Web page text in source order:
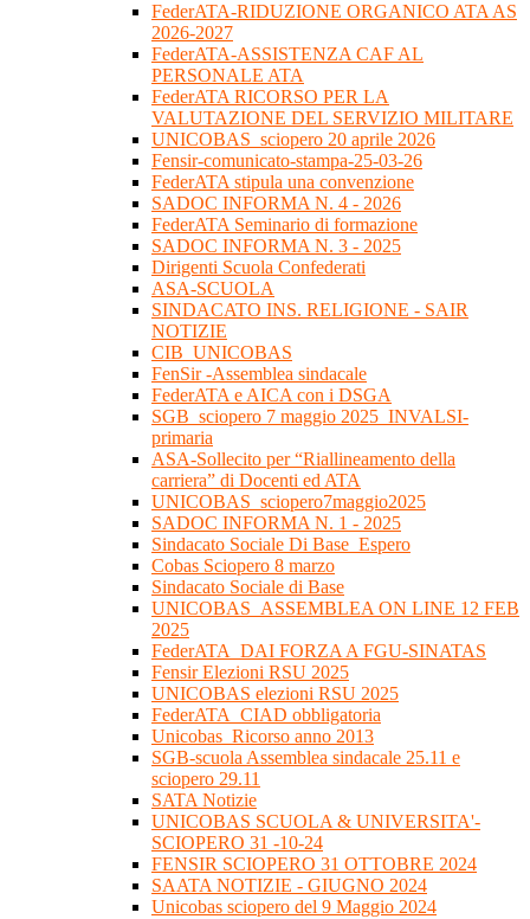
FederATA-RIDUZIONE ORGANICO ATA AS
2026-2027
FederATA-ASSISTENZA CAF AL
PERSONALE ATA
FederATA RICORSO PER LA
VALUTAZIONE DEL SERVIZIO MILITARE
UNICOBAS_sciopero 20 aprile 2026
Fensir-comunicato-stampa-25-03-26
FederATA stipula una convenzione
SADOC INFORMA N. 4 - 2026
FederATA Seminario di formazione
SADOC INFORMA N. 3 - 2025
Dirigenti Scuola Confederati
ASA-SCUOLA
SINDACATO INS. RELIGIONE - SAIR
NOTIZIE
CIB_UNICOBAS
FenSir -Assemblea sindacale
FederATA e AICA con i DSGA
SGB_sciopero 7 maggio 2025_INVALSI-
primaria
ASA-Sollecito per “Riallineamento della
carriera” di Docenti ed ATA
UNICOBAS_sciopero7maggio2025
SADOC INFORMA N. 1 - 2025
Sindacato Sociale Di Base_Espero
Cobas Sciopero 8 marzo
Sindacato Sociale di Base
UNICOBAS_ASSEMBLEA ON LINE 12 FEB
2025
FederATA_DAI FORZA A FGU-SINATAS
Fensir Elezioni RSU 2025
UNICOBAS elezioni RSU 2025
FederATA_CIAD obbligatoria
Unicobas_Ricorso anno 2013
SGB-scuola Assemblea sindacale 25.11 e
sciopero 29.11
SATA Notizie
UNICOBAS SCUOLA & UNIVERSITA'-
SCIOPERO 31 -10-24
FENSIR SCIOPERO 31 OTTOBRE 2024
SAATA NOTIZIE - GIUGNO 2024
Unicobas sciopero del 9 Maggio 2024